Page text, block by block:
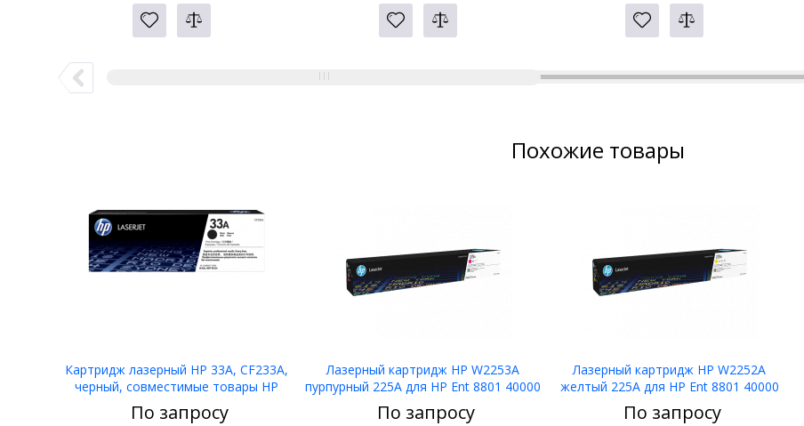
Похожие товары
Картридж лазерный HP 33A, CF233A,
черный, совместимые товары HP
LaserJet M130, 134
По запросу
Лазерный картридж HP W2253A
пурпурный 225A для HP Ent 8801 40000
По запросу
Лазерный картридж HP W2252A
желтый 225A для HP Ent 8801 40000
По запросу